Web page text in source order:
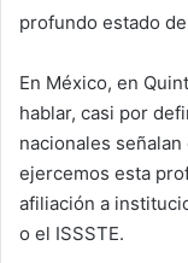
profundo estado
En México, en
hablar, casi por
nacionales
ejercemos esta
afiliación a
o el ISSSTE.